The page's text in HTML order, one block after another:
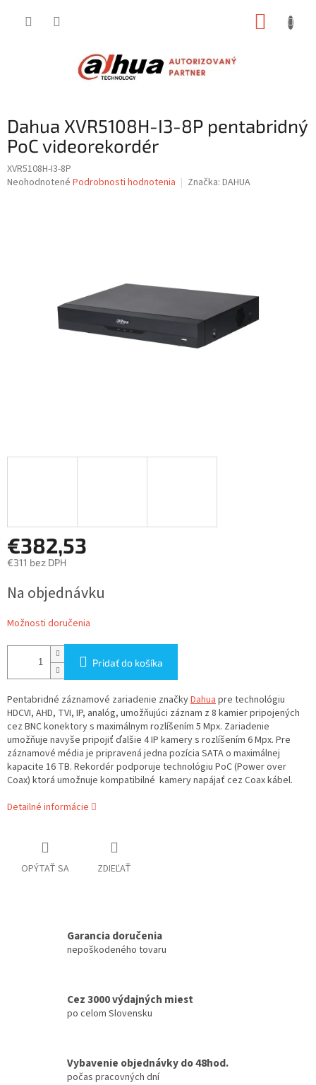
Dahua XVR5108H-I3-8P pentabridný
PoC videorekordér
XVR5108H-I3-8P
Priemerné
Neohodnotené Podrobnosti hodnotenia Značka: DAHUA
€382,53
€311 bez DPH
cena:
Na objednávku
Možnosti doručenia
Pridať do košíka
Pentabridné záznamové zariadenie značkyDahuapre technológiu
HDCVI, AHD, TVI, IP, analóg, umožňujúci záznam z 8 kamier pripojených
cez BNC konektory s maximálnym rozlíšením 5 Mpx. Zariadenie
umožňuje navyše pripojiť ďalšie 4 IP kamery s rozlíšením 6 Mpx. Pre
záznamové média je pripravená jedna pozícia SATA o maximálnej
kapacite 16 TB. Rekordér podporuje technológiu PoC (Power over
Coax) ktorá umožnuje kompatibilné kamery napájať cez Coax kábel.
Detailné informácie
OPÝTAŤ SA ZDIEĽAŤ
Garancia doručenia
nepoškodeného tovaru
Cez 3000 výdajných miest
po celom Slovensku
Vybavenie objednávky do 48hod.
počas pracovných dní